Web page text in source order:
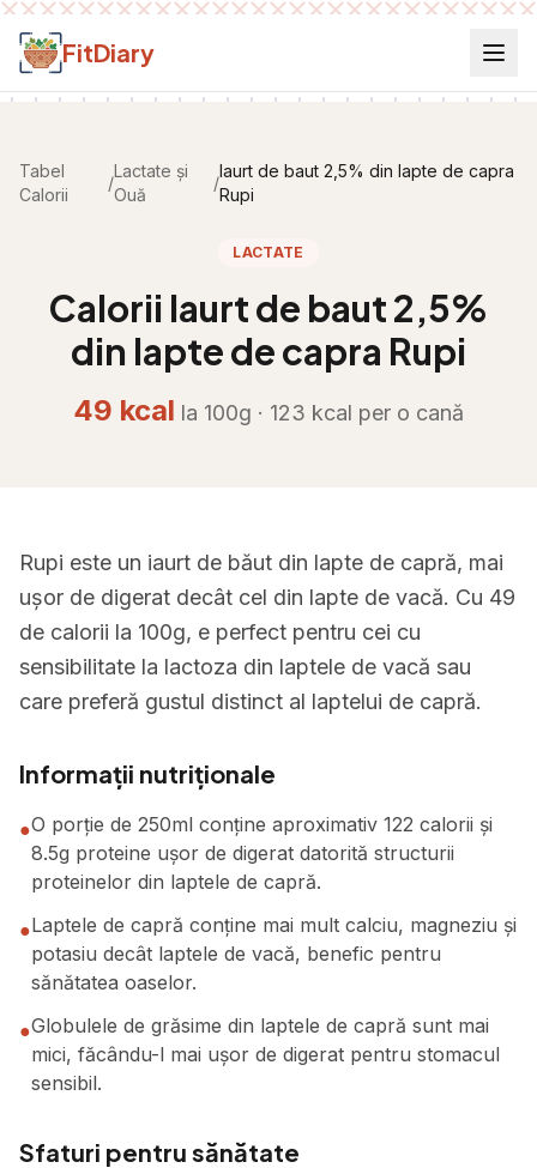
Salt la conținut
FitDiary
Tabel
Calorii
/
Lactate și
Ouă
/
Iaurt de baut 2,5% din lapte de capra
Rupi
LACTATE
Calorii Iaurt de baut 2,5%
din lapte de capra Rupi
49 kcal la 100g · 123 kcal per o cană
Rupi este un iaurt de băut din lapte de capră, mai
ușor de digerat decât cel din lapte de vacă. Cu 49
de calorii la 100g, e perfect pentru cei cu
sensibilitate la lactoza din laptele de vacă sau
care preferă gustul distinct al laptelui de capră.
Informații nutriționale
●O porție de 250ml conține aproximativ 122 calorii și
8.5g proteine ușor de digerat datorită structurii
proteinelor din laptele de capră.
●Laptele de capră conține mai mult calciu, magneziu și
potasiu decât laptele de vacă, benefic pentru
sănătatea oaselor.
●Globulele de grăsime din laptele de capră sunt mai
mici, făcându-l mai ușor de digerat pentru stomacul
sensibil.
Sfaturi pentru sănătate